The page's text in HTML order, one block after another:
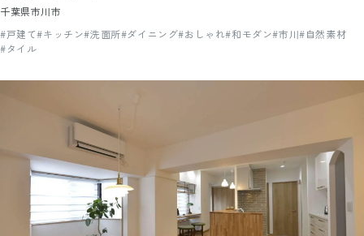
千葉県市川市
#戸建て#キッチン#洗面所#ダイニング#おしゃれ#和モダン#市川#自然素材
#タイル